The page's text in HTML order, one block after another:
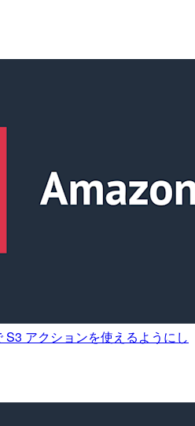
アクションを使えるようにし